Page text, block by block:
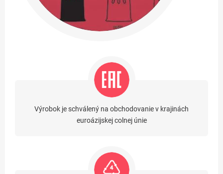
Výrobok je schválený na obchodovanie v krajinách
euroázijskej colnej únie